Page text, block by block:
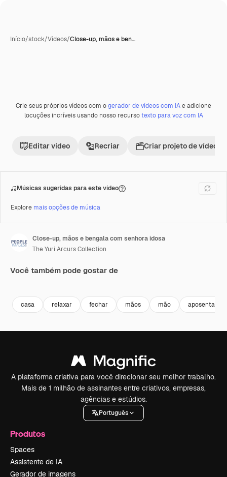
Início/stock/Vídeos/Close-up, mãos e ben…
Premium
Crie seus próprios vídeos com ogerador de vídeos com IAe adicione
locuções incríveis usando nosso recursotexto para voz com IA
Editar vídeo Recriar Criar projeto de vídeo
Músicas sugeridas para este vídeo
Explore mais opções de música
Close-up, mãos e bengala com senhora idosa
The Yuri Arcurs Collection
Você também pode gostar de
casa relaxar fechar mãos mão
A plataforma criativa para você direcionar seu melhor trabalho.
Mais de 1 milhão de assinantes entre criativos, empresas,
agências e estúdios.
Português
Produtos
Spaces
Assistente de IA
Gerador de imagens